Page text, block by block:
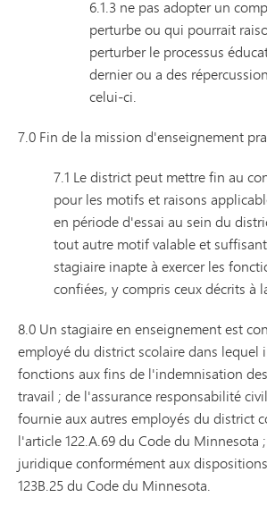
6.1.3 ne pas adopter un
perturbe ou qui pourrait
perturber le processus
dernier ou a des
celui-ci.
7.0 Fin de la mission d'enseignement
7.1 Le district peut mettre fin au
pour les motifs et raisons
en période d'essai au sein du
tout autre motif valable et
stagiaire inapte à exercer les
confiées, y compris ceux décrits à
8.0 Un stagiaire en enseignement est
employé du district scolaire dans lequel
fonctions aux fins de l'indemnisation
travail ; de l'assurance responsabilité
fournie aux autres employés du district
l'article 122.A.69 du Code du Minnesota
juridique conformément aux
123B.25 du Code du Minnesota.